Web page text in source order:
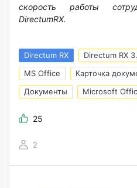
скорость работы
DirectumRX.
Directum RX Directum RX
MS Office
Карточка
Документы
Microsoft
25
2